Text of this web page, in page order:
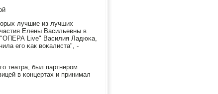
лучшие из лучших
Елены Васильевны в
"ОПЕРА Live" Василия Ладюκа,
егο κак воκалиста", -
театра, был партнерοм
в κонцертах и принимал